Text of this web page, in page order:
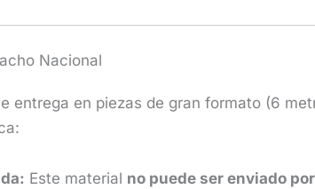
Nacional
entrega en piezas de gran formato (6
Este material no puede ser enviado